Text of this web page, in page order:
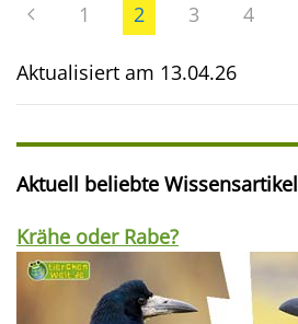
1 2 3 4
Aktualisiert am 13.04.26
Aktuell beliebte Wissensartikel
Krähe oder Rabe?